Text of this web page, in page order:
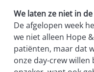
We laten ze niet in
De afgelopen week
we niet alleen Hope
patiënten, maar dat
onze day-crew willen